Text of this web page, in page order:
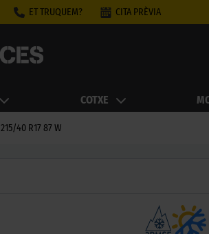
ET TRUQUEM? CITA PRÈVIA
COTXE
215/40 R17 87 W